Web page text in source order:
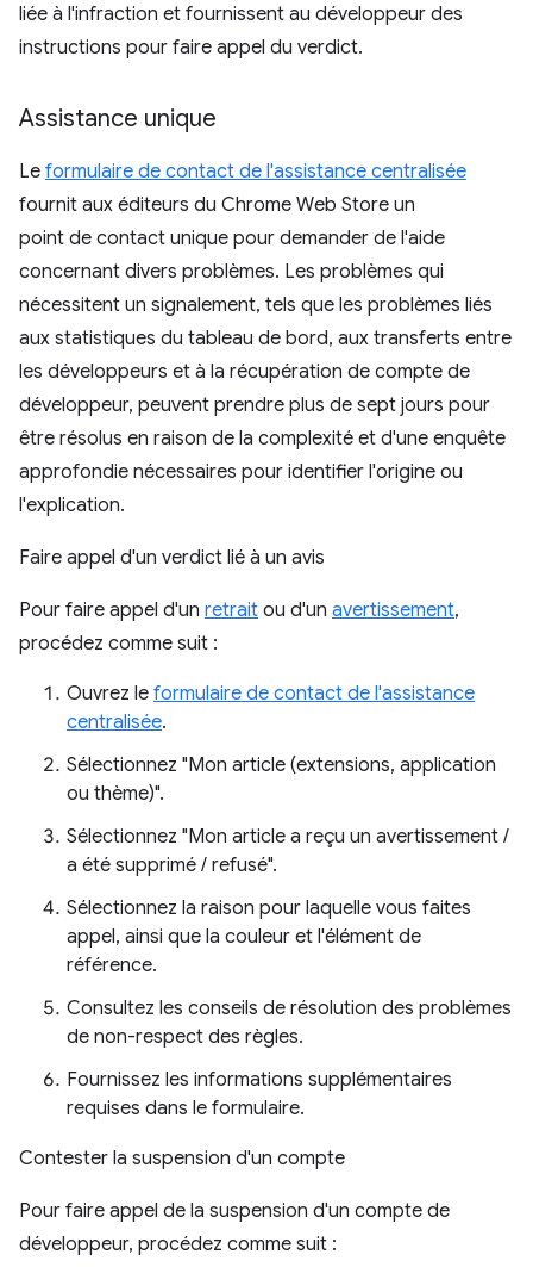
liée à l'infraction et fournissent au développeur des
instructions pour faire appel du verdict.
Assistance unique
Le formulaire de contact de l'assistance centralisée
fournit aux éditeurs du Chrome Web Store un
point de contact unique pour demander de l'aide
concernant divers problèmes. Les problèmes qui
nécessitent un signalement, tels que les problèmes liés
aux statistiques du tableau de bord, aux transferts entre
les développeurs et à la récupération de compte de
développeur, peuvent prendre plus de sept jours pour
être résolus en raison de la complexité et d'une enquête
approfondie nécessaires pour identifier l'origine ou
l'explication.
Faire appel d'un verdict lié à un avis
Pour faire appel d'un retrait ou d'un avertissement,
procédez comme suit :
Ouvrez le formulaire de contact de l'assistance
centralisée.
Sélectionnez "Mon article (extensions, application
ou thème)".
Sélectionnez "Mon article a reçu un avertissement /
a été supprimé / refusé".
Sélectionnez la raison pour laquelle vous faites
appel, ainsi que la couleur et l'élément de
référence.
Consultez les conseils de résolution des problèmes
de non-respect des règles.
Fournissez les informations supplémentaires
requises dans le formulaire.
Contester la suspension d'un compte
Pour faire appel de la suspension d'un compte de
développeur, procédez comme suit :